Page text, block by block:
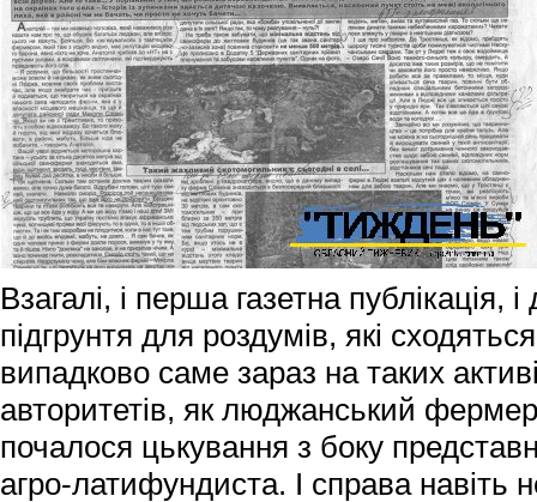
Взагалі, і перша газетна публікація,
підгрунтя для роздумів, які
випадково саме зараз на таких
авторитетів, як люджанський
почалося цькування з боку
агро-латифундиста. І справа навіть